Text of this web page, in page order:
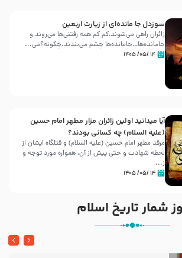
سوزدل جا مانده‌ای از زیارت اربعین
زائران راهی می‌شوند،کم‌ کم همه رفتنی‌ها می‌روند و
جامانده‌ها…جامانده‌ها چشم می‌بندند.چگونه؟می‌...
۱۴ /۰۵/ ۱۴۰۵
آیا میدانید اولین زائران مزار مطهر امام حسین
(علیه السلام) چه کسانی بودند؟
مرقد مطهر امام حسین (علیه السلام) و قتلگاه ایشان از
لحظه شهادت و حتی پیش از آن، همواره مورد توجه و
ز...
۱۴ /۰۵/ ۱۴۰۵
شمار تاریخ اسلام